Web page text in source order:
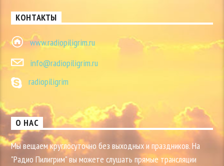
КОНТАКТЫ
www.radiopiligrim.ru
info@radiopiligrim.ru
radiopiligrim
О НАС
Мы вещаем круглосуточно без выходных и праздников. На
"Радио Пилигрим" вы можете слушать прямые трансляции